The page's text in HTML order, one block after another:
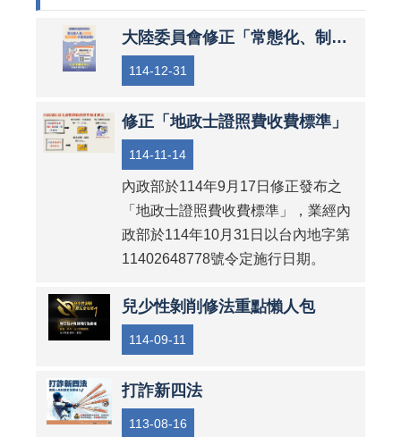
大陸委員會修正「常態化、制度化查核人員範圍表」
114-12-31
修正「地政士證照費收費標準」
114-11-14
內政部於114年9月17日修正發布之
「地政士證照費收費標準」，業經內
政部於114年10月31日以台內地字第
11402648778號令定施行日期。
兒少性剝削修法重點懶人包
114-09-11
打詐新四法
113-08-16